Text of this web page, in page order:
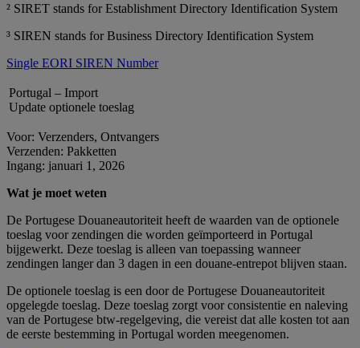
² SIRET stands for Establishment Directory Identification System
³ SIREN stands for Business Directory Identification System
Single EORI SIREN Number
Portugal – Import
Update optionele toeslag
Voor: Verzenders, Ontvangers
Verzenden: Pakketten
Ingang: januari 1, 2026
Wat je moet weten
De Portugese Douaneautoriteit heeft de waarden van de optionele
toeslag voor zendingen die worden geïmporteerd in Portugal
bijgewerkt. Deze toeslag is alleen van toepassing wanneer
zendingen langer dan 3 dagen in een douane-entrepot blijven staan.
De optionele toeslag is een door de Portugese Douaneautoriteit
opgelegde toeslag. Deze toeslag zorgt voor consistentie en naleving
van de Portugese btw‑regelgeving, die vereist dat alle kosten tot aan
de eerste bestemming in Portugal worden meegenomen.